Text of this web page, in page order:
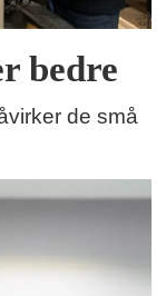
bedre
de små